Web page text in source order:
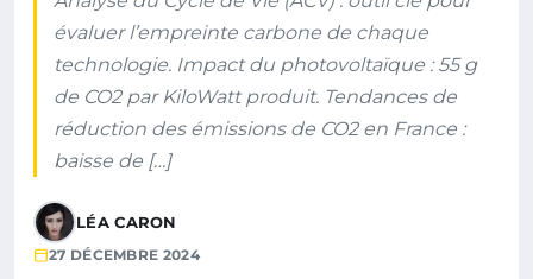
évaluer l’empreinte carbone de chaque
technologie. Impact du photovoltaïque : 55 g
de CO2 par KiloWatt produit. Tendances de
réduction des émissions de CO2 en France :
baisse de […]
LÉA CARON
27 DÉCEMBRE 2024